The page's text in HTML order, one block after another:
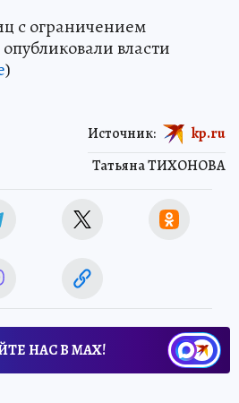
с ограничением
власти
)
Татьяна ТИХОНОВА
Источник: kp.ru
НАС В МАХ!